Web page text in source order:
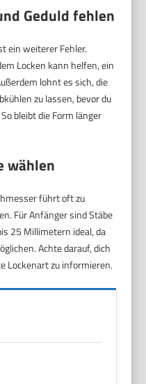
Geduld fehlen
ein weiterer Fehler.
Locken kann helfen, ein
lohnt es sich, die
zu lassen, bevor du
bleibt die Form länger
wählen
führt oft zu
Für Anfänger sind Stäbe
25 Millimetern ideal, da
Achte darauf, dich
Lockenart zu informieren.